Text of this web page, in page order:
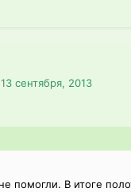
13 сентября, 2013
помогли. В итоге